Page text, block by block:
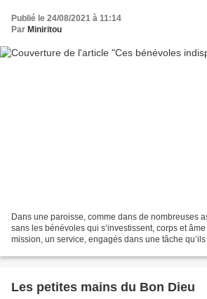
Publié le 24/08/2021 à 11:14
Par Miniritou
Dans une paroisse, comme dans de nombreuses
sans les bénévoles qui s’investissent, corps et
mission, un service, engagés dans une tâche
Les petites mains du Bon Dieu